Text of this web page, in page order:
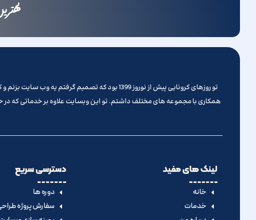
همکاری با مجموعه های مختلف داشتم. تو این وبسایت علاوه بر خدماتی که
لینک های مفید
خانه
خدمات
دسترسی سریع
دوره ها
سفارش پروژه